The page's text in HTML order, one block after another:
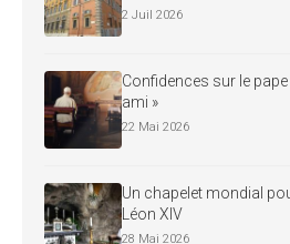
2 Juil 2026
Confidences sur le
ami »
22 Mai 2026
Un chapelet mondial
Léon XIV
28 Mai 2026